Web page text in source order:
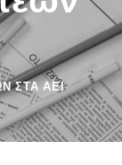
ΣΤΑ ΑΕΙ